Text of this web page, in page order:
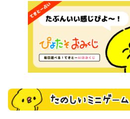
たのしいミニゲーム